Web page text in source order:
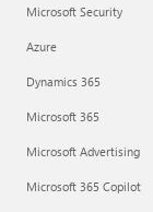
Microsoft Security
Azure
Dynamics 365
Microsoft 365
Microsoft Advertising
Microsoft 365 Copilot